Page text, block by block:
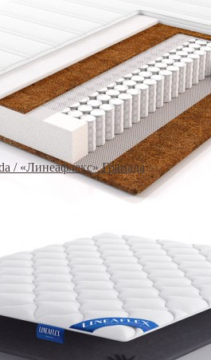
/ «Линеафлекс» Гранада